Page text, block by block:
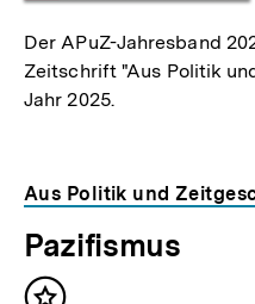
Der APuZ-Jahresband
Zeitschrift "Aus Politik
Jahr 2025.
Aus Politik und
Pazifismus